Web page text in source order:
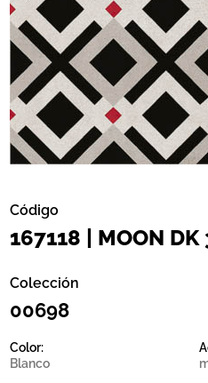
Código
167118 | MOON DK
Colección
00698
Color:
Blanco